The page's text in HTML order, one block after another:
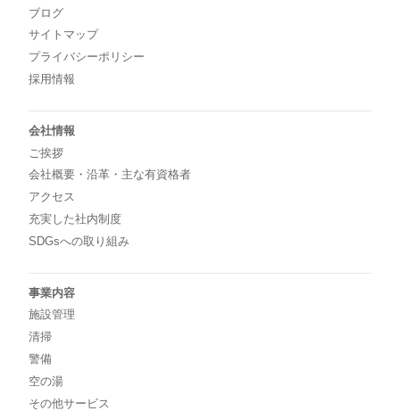
ブログ
サイトマップ
プライバシーポリシー
採用情報
会社情報
ご挨拶
会社概要・沿革・主な有資格者
アクセス
充実した社内制度
SDGsへの取り組み
事業内容
施設管理
清掃
警備
空の湯
その他サービス